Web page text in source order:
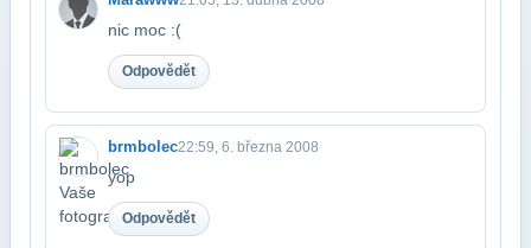
nic moc :(
Odpovědět
brmbolec22:59, 6. března 2008
yop
Odpovědět